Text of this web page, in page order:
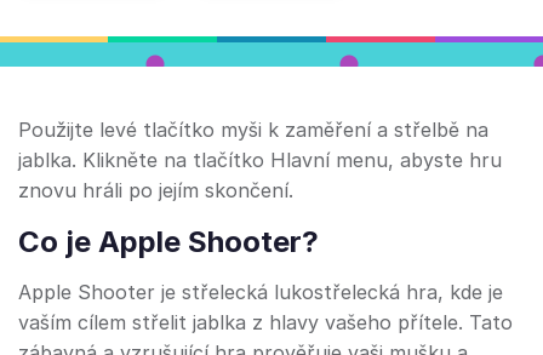
Použijte levé tlačítko myši k zaměření a střelbě na
jablka. Klikněte na tlačítko Hlavní menu, abyste hru
znovu hráli po jejím skončení.
Co je Apple Shooter?
Apple Shooter je střelecká lukostřelecká hra, kde je
vaším cílem střelit jablka z hlavy vašeho přítele. Tato